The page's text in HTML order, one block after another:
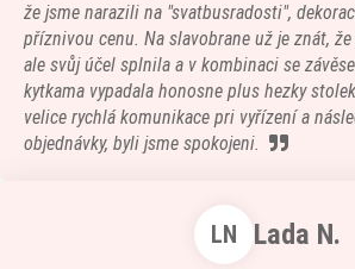
že jsme narazili na "svatbusradosti",
příznivou cenu. Na slavobrane už je znát,
ale svůj účel splnila a v kombinaci se
kytkama vypadala honosne plus hezky
velice rychlá komunikace pri vyřízení a
objednávky, byli jsme spokojeni.
LN Lada N.